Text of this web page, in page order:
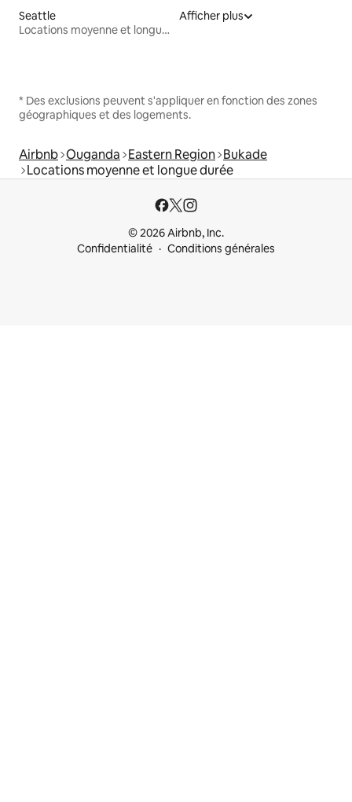
Seattle
Locations moyenne et longue durée
Afficher plus
* Des exclusions peuvent s'appliquer en fonction des zones
géographiques et des logements.
Airbnb Ouganda Eastern Region Bukade
Locations moyenne et longue durée
© 2026 Airbnb, Inc.
Confidentialité
Conditions générales